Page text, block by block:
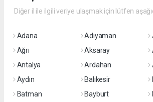
Diğer il ile ilgili veriye ulaşmak için lütfen
Adana Adıyaman
Ağrı
Aksaray
Antalya
Ardahan
Aydın
Balıkesir
Batman
Bayburt